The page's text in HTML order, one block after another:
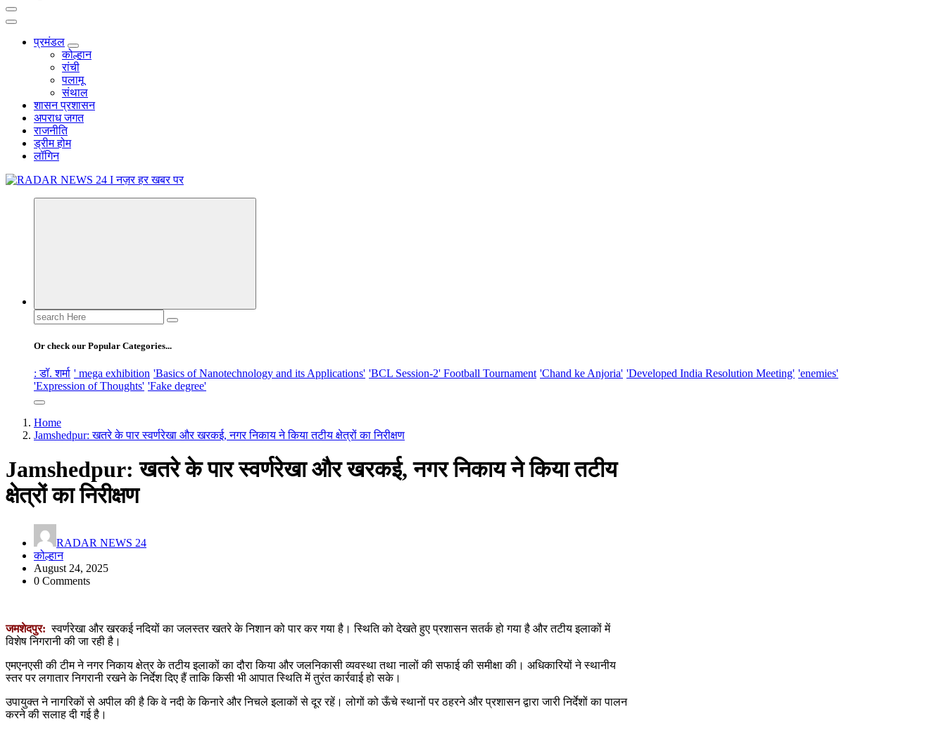
प्रमंडल
कोल्हान
रांची
पलामू
संथाल
शासन प्रशासन
अपराध जगत
राजनीति
ड्रीम होम
लॉगिन
Search
for:
Or check our Popular Categories...
: डॉ. शर्मा ' mega exhibition 'Basics of Nanotechnology and its Applications' 'BCL Session-2' Football Tournament 'Chand ke Anjoria' 'Developed India Resolution Meeting' 'enemies'
'Expression of Thoughts' 'Fake degree'
Home
Jamshedpur: खतरे के पार स्वर्णरेखा और खरकई, नगर निकाय ने किया तटीय क्षेत्रों का निरीक्षण
Jamshedpur: खतरे के पार स्वर्णरेखा और खरकई, नगर निकाय ने किया तटीय
क्षेत्रों का निरीक्षण
RADAR NEWS 24
कोल्हान
August 24, 2025
0 Comments
जमशेदपुर: स्वर्णरेखा और खरकई नदियों का जलस्तर खतरे के निशान को पार कर गया है। स्थिति को देखते हुए प्रशासन सतर्क हो गया है और तटीय इलाकों में
विशेष निगरानी की जा रही है।
एमएनएसी की टीम ने नगर निकाय क्षेत्र के तटीय इलाकों का दौरा किया और जलनिकासी व्यवस्था तथा नालों की सफाई की समीक्षा की। अधिकारियों ने स्थानीय
स्तर पर लगातार निगरानी रखने के निर्देश दिए हैं ताकि किसी भी आपात स्थिति में तुरंत कार्रवाई हो सके।
उपायुक्त ने नागरिकों से अपील की है कि वे नदी के किनारे और निचले इलाकों से दूर रहें। लोगों को ऊँचे स्थानों पर ठहरने और प्रशासन द्वारा जारी निर्देशों का पालन
करने की सलाह दी गई है।